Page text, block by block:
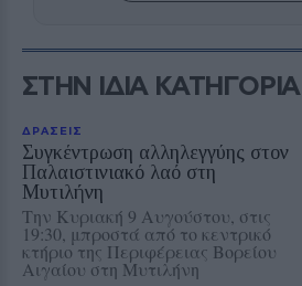
ΣΤΗΝ ΙΔΙΑ ΚΑΤΗΓΟΡΙΑ
ΔΡΑΣΕΙΣ
Συγκέντρωση αλληλεγγύης στον
Παλαιστινιακό λαό στη
Μυτιλήνη
Την Κυριακή 9 Αυγούστου, στις
19:30, μπροστά από το κεντρικό
κτήριο της Περιφέρειας Βορείου
Αιγαίου στη Μυτιλήνη